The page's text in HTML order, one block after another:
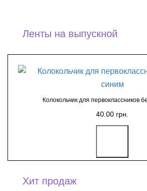
Ленты на выпускной
Колокольчик для первоклассников
40.00 грн.
Хит продаж